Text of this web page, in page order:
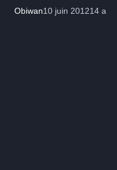
Obiwan10 juin 201214 a